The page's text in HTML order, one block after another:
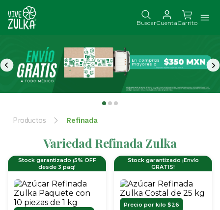
BuscarCuentaCarrito
Productos Refinada
Variedad Refinada Zulka
Stock garantizado ¡5% OFF
desde 3 paq!
Stock garantizado ¡Envío
GRATIS!
Precio por kilo $26